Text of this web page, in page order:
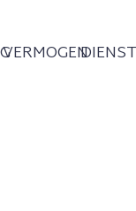
VERMOGEN